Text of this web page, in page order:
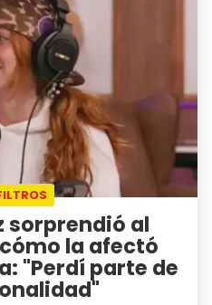
sorprendió al
la afectó
"Perdí parte de